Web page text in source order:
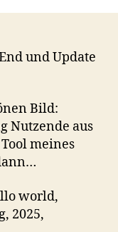
und Update
Bild:
Nutzende aus
meines
world,
2025,